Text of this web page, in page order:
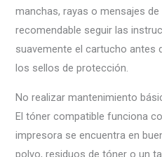
manchas, rayas o mensajes de
recomendable seguir las
suavemente el cartucho antes
los sellos de protección.
No realizar mantenimiento
El tóner compatible funciona
impresora se encuentra en
polvo, residuos de tóner o un